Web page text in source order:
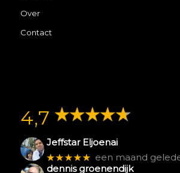
Over
Contact
4,7
Jeffstar Eljoenai
★★★★★ een maand
dennis groenendijk